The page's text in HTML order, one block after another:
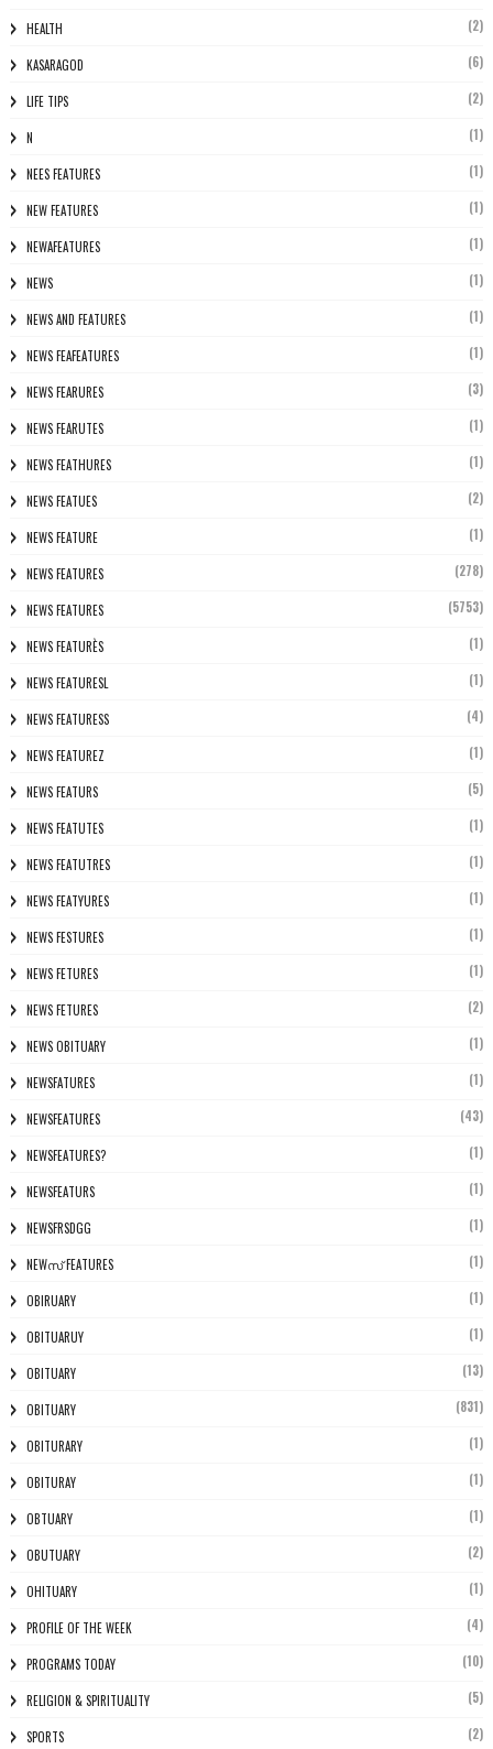
HEALTH (2)
KASARAGOD (6)
LIFE TIPS (2)
N (1)
NEES FEATURES (1)
NEW FEATURES (1)
NEWAFEATURES (1)
NEWS (1)
NEWS AND FEATURES (1)
NEWS FEAFEATURES (1)
NEWS FEARURES (3)
NEWS FEARUTES (1)
NEWS FEATHURES (1)
NEWS FEATUES (2)
NEWS FEATURE (1)
NEWS FEATURES (278)
NEWS FEATURES (5753)
NEWS FEATURÈS (1)
NEWS FEATURESL (1)
NEWS FEATURESS (4)
NEWS FEATUREZ (1)
NEWS FEATURS (5)
NEWS FEATUTES (1)
NEWS FEATUTRES (1)
NEWS FEATYURES (1)
NEWS FESTURES (1)
NEWS FETURES (1)
NEWS FETURES (2)
NEWS OBITUARY (1)
NEWSFATURES (1)
NEWSFEATURES (43)
NEWSFEATURES? (1)
NEWSFEATURS (1)
NEWSFRSDGG (1)
NEWസ് FEATURES (1)
OBIRUARY (1)
OBITUARUY (1)
OBITUARY (13)
OBITUARY (831)
OBITURARY (1)
OBITURAY (1)
OBTUARY (1)
OBUTUARY (2)
OHITUARY (1)
PROFILE OF THE WEEK (4)
PROGRAMS TODAY (10)
RELIGION & SPIRITUALITY (5)
SPORTS (2)